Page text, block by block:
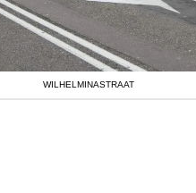
WILHELMINASTRAAT